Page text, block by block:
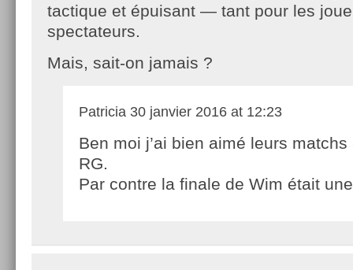
tactique et épuisant — tant pour les
spectateurs.
Mais, sait-on jamais ?
Patricia 30 janvier 2016 at 12:23
Ben moi j’ai bien aimé leurs matchs
RG.
Par contre la finale de Wim était